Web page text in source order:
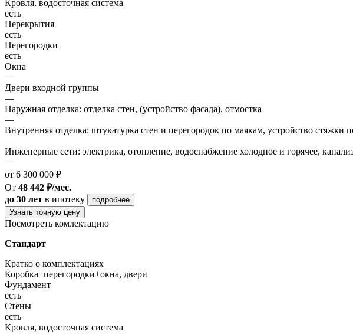
Кровля, водосточная система
есть
Перекрытия
есть
Перегородки
есть
Окна
—
Двери входной группы
—
Наружная отделка: отделка стен, (устройство фасада), отмостка
—
Внутренняя отделка: штукатурка стен и перегородок по маякам, устройство стяжки
—
Инженерные сети: электрика, отопление, водоснабжение холодное и горячее,
—
от 6 300 000 ₽
От 48 442 ₽/мес.
до 30 лет в ипотеку
подробнее
Узнать точную цену
Посмотреть комлектацию
Стандарт
Кратко о комплектациях
Коробка+перегородки+окна, двери
Фундамент
есть
Стены
есть
Кровля, водосточная система